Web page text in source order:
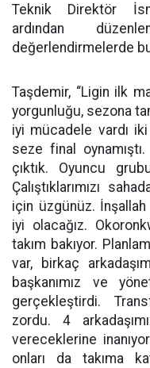
Teknik Direktör
ardından
değerlendirmelerde
Taşdemir, “Ligin ilk
yorgunluğu, sezona
iyi mücadele vardı
seze final
çıktık. Oyuncu
Çalıştıklarımızı
için üzgünüz.
iyi olacağız.
takım bakıyor.
var, birkaç
başkanımız ve
gerçekleştirdi.
zordu. 4
vereceklerine
onları da takıma